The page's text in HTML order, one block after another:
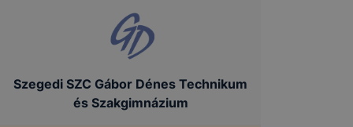
Szegedi SZC Gábor Dénes Technikum
és Szakgimnázium